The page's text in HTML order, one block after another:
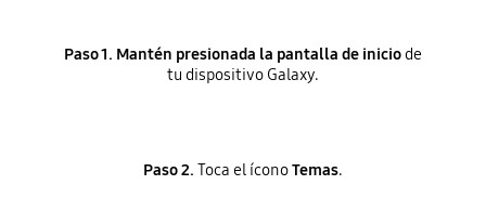
Paso 1. Mantén presionada la pantalla de iniciode
tu dispositivo Galaxy.
Paso 2. Toca el íconoTemas.